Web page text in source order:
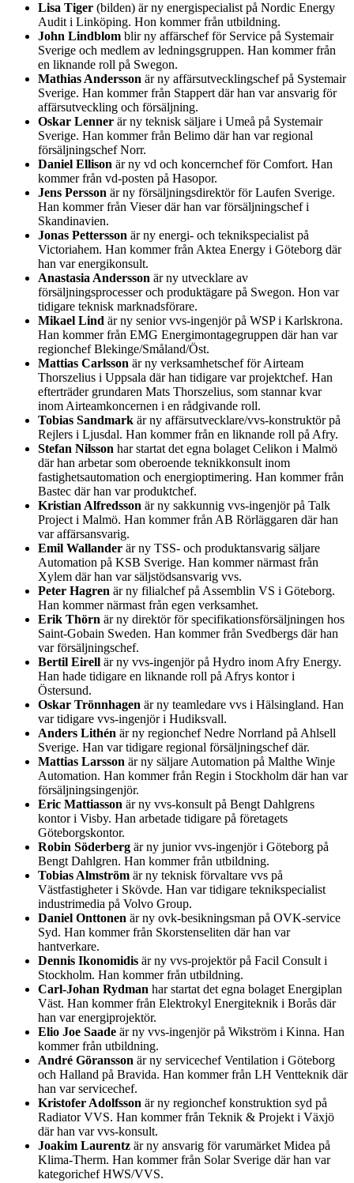
Lisa Tiger (bilden) är ny energispecialist på Nordic Energy
Audit i Linköping. Hon kommer från utbildning.
John Lindblom blir ny affärschef för Service på Systemair
Sverige och medlem av ledningsgruppen. Han kommer från
en liknande roll på Swegon.
Mathias Andersson är ny affärsutvecklingschef på Systemair
Sverige. Han kommer från Stappert där han var ansvarig för
affärsutveckling och försäljning.
Oskar Lenner är ny teknisk säljare i Umeå på Systemair
Sverige. Han kommer från Belimo där han var regional
försäljningschef Norr.
Daniel Ellison är ny vd och koncernchef för Comfort. Han
kommer från vd-posten på Hasopor.
Jens Persson är ny försäljningsdirektör för Laufen Sverige.
Han kommer från Vieser där han var försäljningschef i
Skandinavien.
Jonas Pettersson är ny energi- och teknikspecialist på
Victoriahem. Han kommer från Aktea Energy i Göteborg där
han var energikonsult.
Anastasia Andersson är ny utvecklare av
försäljningsprocesser och produktägare på Swegon. Hon var
tidigare teknisk marknadsförare.
Mikael Lind är ny senior vvs-ingenjör på WSP i Karlskrona.
Han kommer från EMG Energimontagegruppen där han var
regionchef Blekinge/Småland/Öst.
Mattias Carlsson är ny verksamhetschef för Airteam
Thorszelius i Uppsala där han tidigare var projektchef. Han
efterträder grundaren Mats Thorszelius, som stannar kvar
inom Airteamkoncernen i en rådgivande roll.
Tobias Sandmark är ny affärsutvecklare/vvs-konstruktör på
Rejlers i Ljusdal. Han kommer från en liknande roll på Afry.
Stefan Nilsson har startat det egna bolaget Celikon i Malmö
där han arbetar som oberoende teknikkonsult inom
fastighetsautomation och energioptimering. Han kommer från
Bastec där han var produktchef.
Kristian Alfredsson är ny sakkunnig vvs-ingenjör på Talk
Project i Malmö. Han kommer från AB Rörläggaren där han
var affärsansvarig.
Emil Wallander är ny TSS- och produktansvarig säljare
Automation på KSB Sverige. Han kommer närmast från
Xylem där han var säljstödsansvarig vvs.
Peter Hagren är ny filialchef på Assemblin VS i Göteborg.
Han kommer närmast från egen verksamhet.
Erik Thörn är ny direktör för specifikationsförsäljningen hos
Saint-Gobain Sweden. Han kommer från Svedbergs där han
var försäljningschef.
Bertil Eirell är ny vvs-ingenjör på Hydro inom Afry Energy.
Han hade tidigare en liknande roll på Afrys kontor i
Östersund.
Oskar Trönnhagen är ny teamledare vvs i Hälsingland. Han
var tidigare vvs-ingenjör i Hudiksvall.
Anders Lithén är ny regionchef Nedre Norrland på Ahlsell
Sverige. Han var tidigare regional försäljningschef där.
Mattias Larsson är ny säljare Automation på Malthe Winje
Automation. Han kommer från Regin i Stockholm där han var
försäljningsingenjör.
Eric Mattiasson är ny vvs-konsult på Bengt Dahlgrens
kontor i Visby. Han arbetade tidigare på företagets
Göteborgskontor.
Robin Söderberg är ny junior vvs-ingenjör i Göteborg på
Bengt Dahlgren. Han kommer från utbildning.
Tobias Almström är ny teknisk förvaltare vvs på
Västfastigheter i Skövde. Han var tidigare teknikspecialist
industrimedia på Volvo Group.
Daniel Onttonen är ny ovk-besikningsman på OVK-service
Syd. Han kommer från Skorstenseliten där han var
hantverkare.
Dennis Ikonomidis är ny vvs-projektör på Facil Consult i
Stockholm. Han kommer från utbildning.
Carl-Johan Rydman har startat det egna bolaget Energiplan
Väst. Han kommer från Elektrokyl Energiteknik i Borås där
han var energiprojektör.
Elio Joe Saade är ny vvs-ingenjör på Wikström i Kinna. Han
kommer från utbildning.
André Göransson är ny servicechef Ventilation i Göteborg
och Halland på Bravida. Han kommer från LH Ventteknik där
han var servicechef.
Kristofer Adolfsson är ny regionchef konstruktion syd på
Radiator VVS. Han kommer från Teknik & Projekt i Växjö
där han var vvs-konsult.
Joakim Laurentz är ny ansvarig för varumärket Midea på
Klima-Therm. Han kommer från Solar Sverige där han var
kategorichef HWS/VVS.